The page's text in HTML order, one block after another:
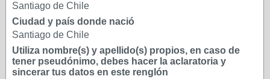
Santiago de Chile
Ciudad y país donde nació
Santiago de Chile
Utiliza nombre(s) y apellido(s) propios, en caso de
tener pseudónimo, debes hacer la aclaratoria y
sincerar tus datos en este renglón